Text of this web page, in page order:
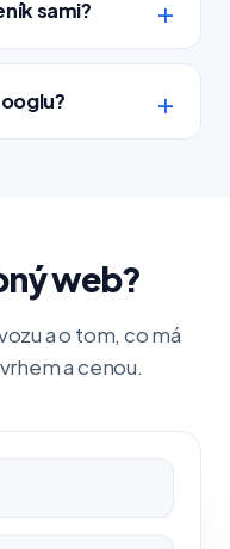
sami?
web?
a o tom, co má
a cenou.